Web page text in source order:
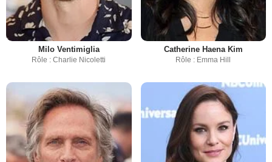
Milo Ventimiglia
Rôle : Charlie Nicoletti
Catherine Haena Kim
Rôle : Emma Hill